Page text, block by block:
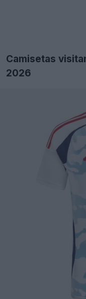
Camisetas
2026